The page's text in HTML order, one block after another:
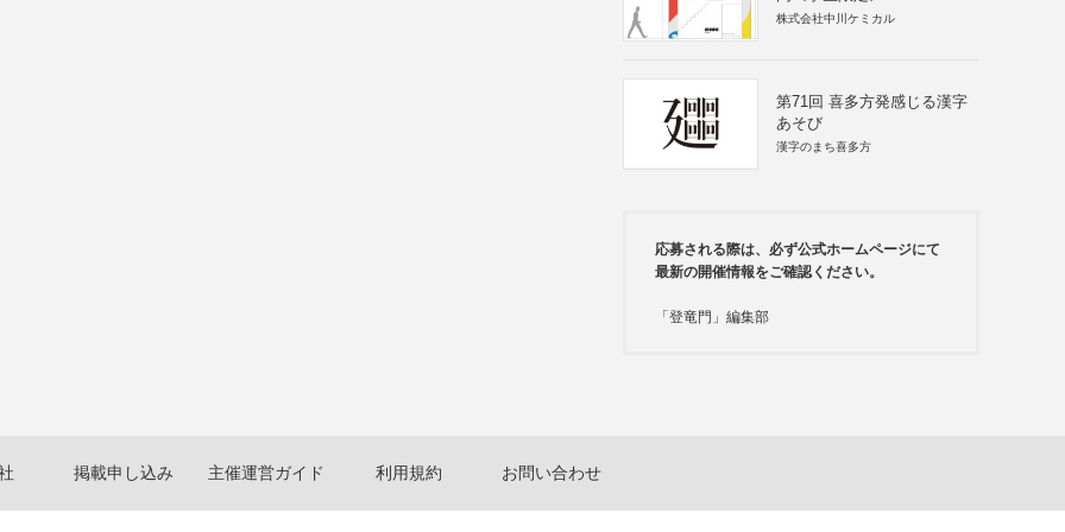
株式会社中川ケミカル
第71回 喜多方発感じる漢字
あそび
漢字のまち喜多方
応募される際は、必ず公式ホームページにて
最新の開催情報をご確認ください。
「登竜門」編集部
掲載申し込み 主催運営ガイド 利用規約 お問い合わせ